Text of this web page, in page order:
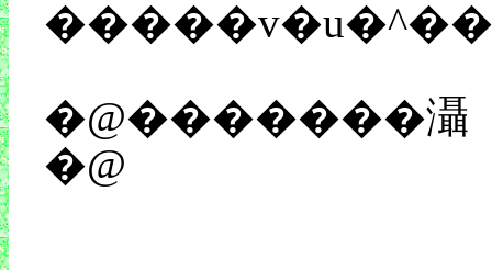
�@�������灄
�@